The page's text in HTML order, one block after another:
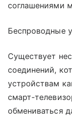
соглашениями
Беспроводные
Существует
соединений,
устройствам
смарт-
обмениваться